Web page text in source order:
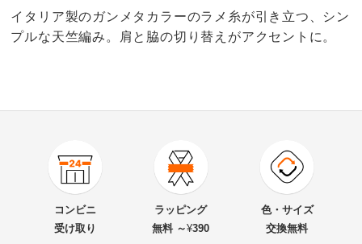
イタリア製のガンメタカラーのラメ糸が引き立つ、シン
プルな天竺編み。肩と脇の切り替えがアクセントに。
商品番号 900-PC75-47
★★★★★
★★★★★
★★
★★★
コンビニ
受け取り
ラッピング
無料 ～¥390
色・サイズ
交換無料